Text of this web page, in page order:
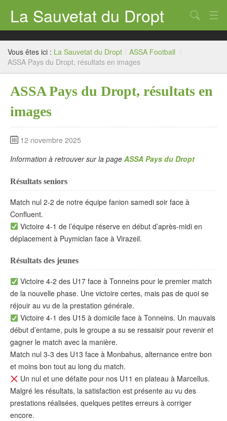
La Sauvetat du Dropt
Accueil
Mairie
Archives
Contact
Chercher
Vous êtes ici : La Sauvetat du Dropt / ASSA Football /
ASSA Pays du Dropt, résultats en images
ASSA Pays du Dropt, résultats en
images
12 novembre 2025
Information à retrouver sur la page ASSA Pays du Dropt
Résultats seniors
Match nul 2-2 de notre équipe fanion samedi soir face à
Confluent.
Victoire 4-1 de l’équipe réserve en début d’après-midi en
déplacement à Puymiclan face à Virazeil.
Résultats des jeunes
Victoire 4-2 des U17 face à Tonneins pour le premier match
de la nouvelle phase. Une victoire certes, mais pas de quoi se
réjouir au vu de la prestation générale.
Victoire 4-1 des U15 à domicile face à Tonneins. Un mauvais
début d’entame, puis le groupe a su se ressaisir pour revenir et
gagner le match avec la manière.
Match nul 3-3 des U13 face à Monbahus, alternance entre bon
et moins bon tout au long du match.
Un nul et une défaite pour nos U11 en plateau à Marcellus.
Malgré les résultats, la satisfaction est présente au vu des
prestations réalisées, quelques petites erreurs à corriger
encore.